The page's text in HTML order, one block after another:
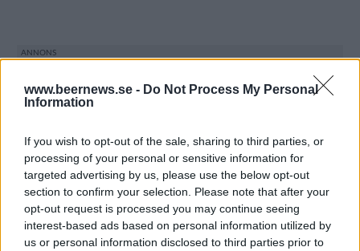
www.beernews.se - Do Not Process My Personal
Information
If you wish to opt-out of the sale, sharing to third parties, or
processing of your personal or sensitive information for
targeted advertising by us, please use the below opt-out
section to confirm your selection. Please note that after your
opt-out request is processed you may continue seeing
interest-based ads based on personal information utilized by
us or personal information disclosed to third parties prior to